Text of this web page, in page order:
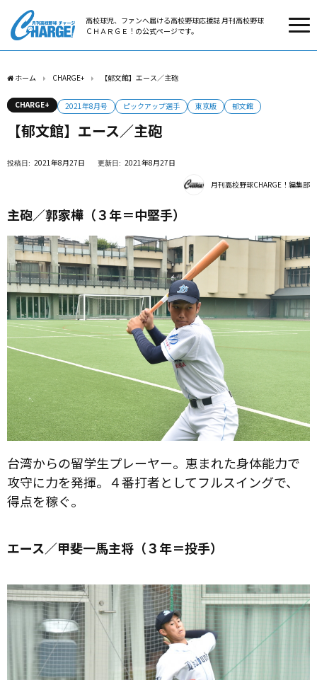
高校球児、ファンへ届ける高校野球応援誌 月刊高校野球
ＣＨＡＲＧＥ！の公式ページです。
ホーム CHARGE+ 【郁文館】エース／主砲
CHARGE+ 2021年8月号 ピックアップ選手 東京版 郁文館
【郁文館】エース／主砲
2021年8月27日 2021年8月27日
月刊高校野球CHARGE！編集部
主砲／郭家樺（３年＝中堅手）
台湾からの留学生プレーヤー。恵まれた身体能力で
攻守に力を発揮。４番打者としてフルスイングで、
得点を稼ぐ。
エース／甲斐一馬主将（３年＝投手）